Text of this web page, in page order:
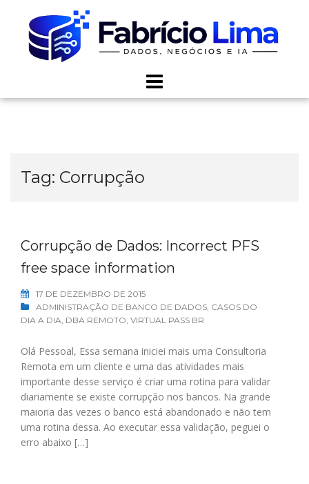
content
Tag: Corrupção
Corrupção de Dados: Incorrect PFS
free space information
17 DE DEZEMBRO DE 2015
ADMINISTRAÇÃO DE BANCO DE DADOS, CASOS DO
DIA A DIA, DBA REMOTO, VIRTUAL PASS BR
Olá Pessoal, Essa semana iniciei mais uma Consultoria
Remota em um cliente e uma das atividades mais
importante desse serviço é criar uma rotina para validar
diariamente se existe corrupção nos bancos. Na grande
maioria das vezes o banco está abandonado e não tem
uma rotina dessa. Ao executar essa validação, peguei o
erro abaixo […]